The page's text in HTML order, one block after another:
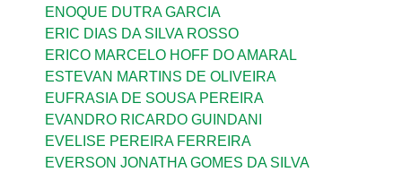
ENOQUE DUTRA GARCIA
ERIC DIAS DA SILVA ROSSO
ERICO MARCELO HOFF DO AMARAL
ESTEVAN MARTINS DE OLIVEIRA
EUFRASIA DE SOUSA PEREIRA
EVANDRO RICARDO GUINDANI
EVELISE PEREIRA FERREIRA
EVERSON JONATHA GOMES DA SILVA